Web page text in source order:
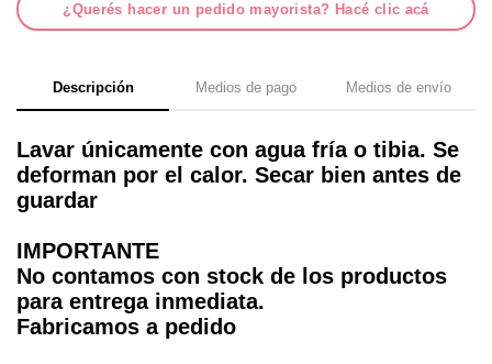
¿Querés hacer un pedido mayorista? Hacé clic acá
Descripción Medios de pago Medios de envío
Lavar únicamente con agua fría o tibia. Se
deforman por el calor. Secar bien antes de
guardar
IMPORTANTE
No contamos con stock de los productos
para entrega inmediata.
Fabricamos a pedido